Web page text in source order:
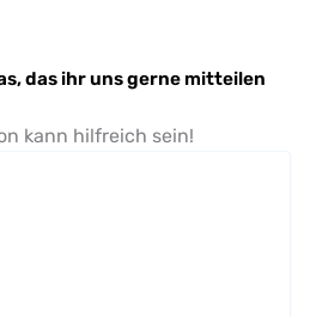
das ihr uns gerne mitteilen
kann hilfreich sein!